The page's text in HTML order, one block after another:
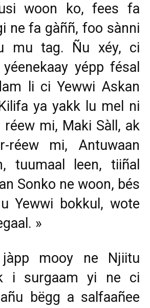
woon ko, fees fa
ne fa gàññ, foo sànni
mu tag. Ñu xéy, ci
yépp fésal
li ci Yewwi Askan
ya yakk lu mel ni
mi, Maki Sàll, ak
réew mi, Antuwaan
tuumaal leen, tiiñal
Sonko ne woon, bés
Yewwi bokkul, wote
»
mooy ne Njiitu
i surgaam yi ne ci
bëgg a salfaañee